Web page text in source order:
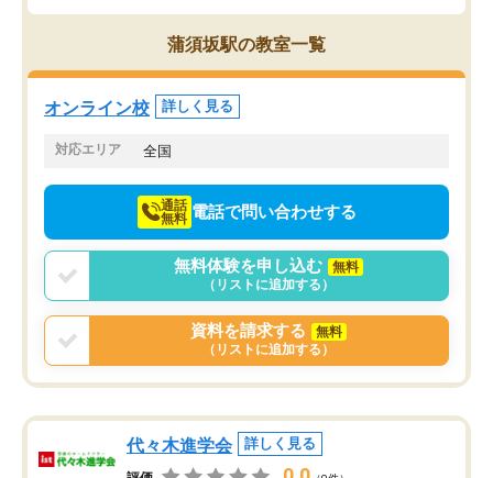
蒲須坂駅の教室一覧
オンライン校 詳しく見る
対応エリア 全国
通話
無料 電話で問い合わせする
無料体験を申し込む
無料
（リストに追加する）
資料を請求する
無料
（リストに追加する）
代々木進学会 詳しく見る